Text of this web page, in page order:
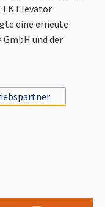
Elevator
eine erneute
und der